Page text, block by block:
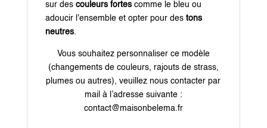
sur des couleurs fortescomme le bleu ou
adoucir l'ensemble et opter pour destons
neutres.
Vous souhaitez personnaliser ce modèle
(changements de couleurs, rajouts de strass,
plumes ou autres), veuillez nous contacter par
mail à l’adresse suivante :
contact@maisonbelema.fr